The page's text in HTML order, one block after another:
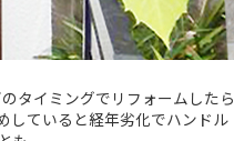
タイミングでリフォームしたら
していると経年劣化でハンドル